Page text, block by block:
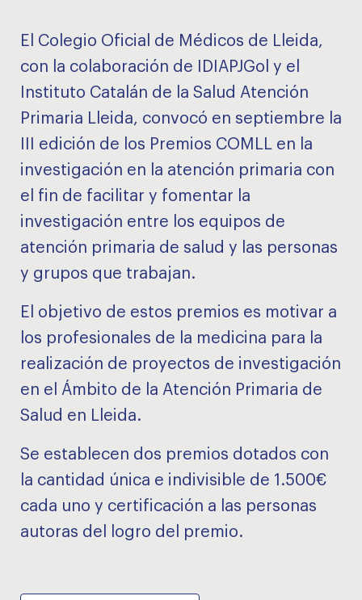
El Colegio Oficial de Médicos de Lleida,
con la colaboración de IDIAPJGol y el
Instituto Catalán de la Salud Atención
Primaria Lleida, convocó en septiembre la
III edición de los Premios COMLL en la
investigación en la atención primaria con
el fin de facilitar y fomentar la
investigación entre los equipos de
atención primaria de salud y las personas
y grupos que trabajan.
El objetivo de estos premios es motivar a
los profesionales de la medicina para la
realización de proyectos de investigación
en el Ámbito de la Atención Primaria de
Salud en Lleida.
Se establecen dos premios dotados con
la cantidad única e indivisible de 1.500€
cada uno y certificación a las personas
autoras del logro del premio.